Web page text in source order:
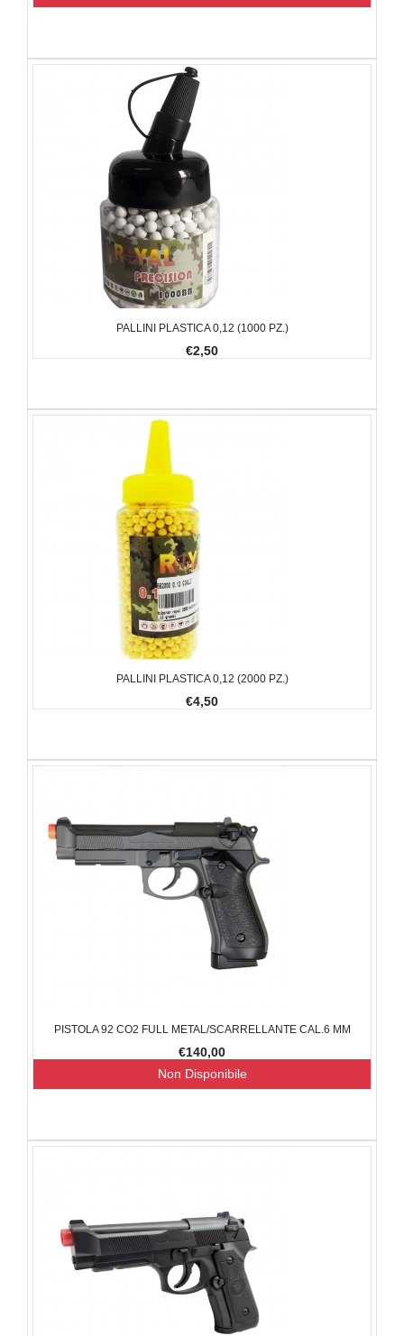
PALLINI PLASTICA 0,12 (1000 PZ.)
€2,50
PALLINI PLASTICA 0,12 (2000 PZ.)
€4,50
PISTOLA 92 CO2 FULL METAL/SCARRELLANTE CAL.6 MM
€140,00
Non Disponibile